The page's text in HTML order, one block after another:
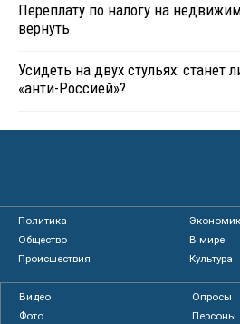
Переплату по налогу на
вернуть
Усидеть на двух стульях: станет
«анти-Россией»?
Политика
Общество
В мире
Происшествия
Культура
Видео
Опросы
Фото
Персоны